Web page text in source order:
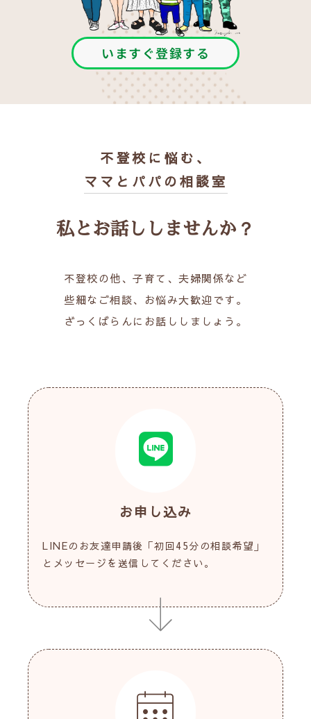
いますぐ登録する
不登校に悩む、
ママとパパの相談室
私とお話ししませんか？
不登校の他、子育て、夫婦関係など
些細なご相談、お悩み大歓迎です。
ざっくばらんにお話ししましょう。
お申し込み
LINEのお友達申請後「初回45分の相談希望」
とメッセージを送信してください。